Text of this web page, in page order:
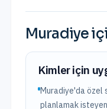
Muradiye
Kimler için
Muradiye'da özel
planlamak